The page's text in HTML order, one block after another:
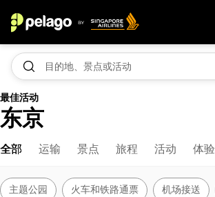
最佳活动
东京
全部 运输 景点 旅程 活动 体验
主题公园 火车和铁路通票 机场接送